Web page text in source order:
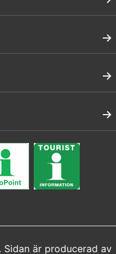
är producerad av